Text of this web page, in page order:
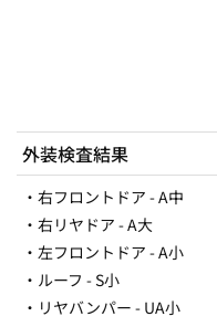
外装検査結果
・右フロントドア - A中
・右リヤドア - A大
・左フロントドア - A小
・ルーフ - S小
・リヤバンパー - UA小